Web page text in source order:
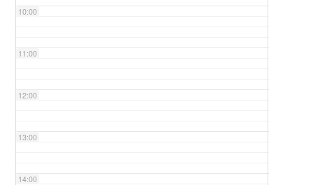
10:00
11:00
12:00
13:00
14:00